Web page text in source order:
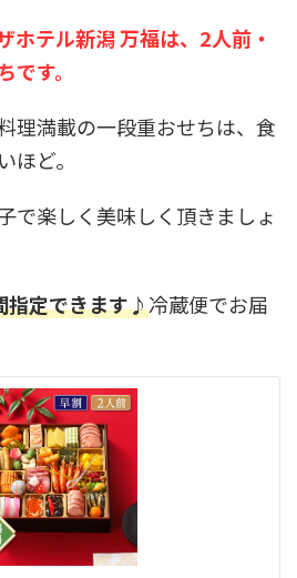
ホテル新潟 万福は、2人前・
です。
理満載の一段重おせちは、食
ほど。
で楽しく美味しく頂きましょ
指定できます♪冷蔵便でお届